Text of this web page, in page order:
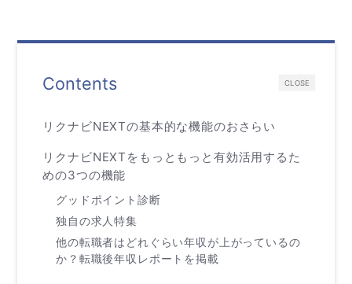
CLOSE
Contents
リクナビNEXTの基本的な機能のおさらい
リクナビNEXTをもっともっと有効活用するた
めの3つの機能
グッドポイント診断
独自の求人特集
他の転職者はどれぐらい年収が上がっているの
か？転職後年収レポートを掲載